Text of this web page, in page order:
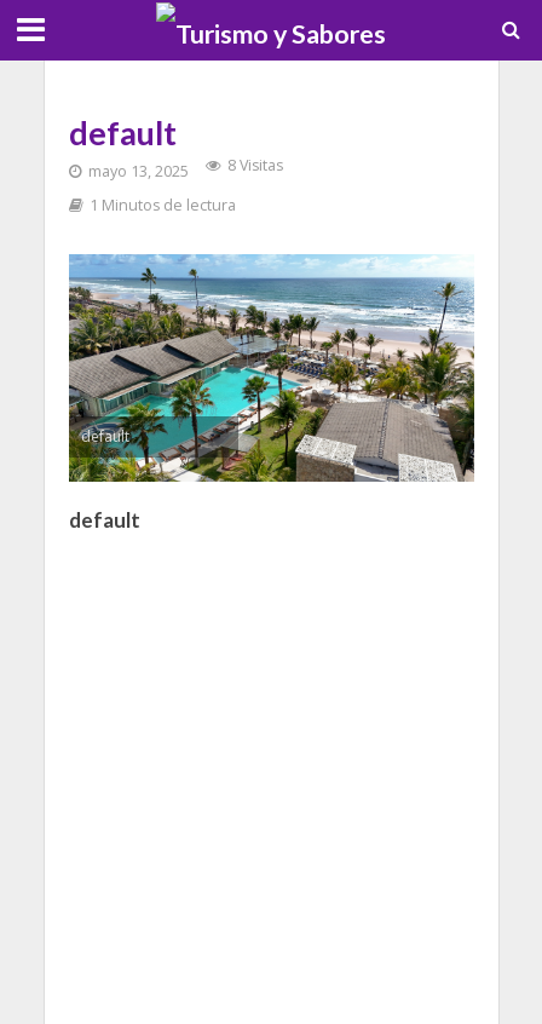
default
mayo 13, 2025
8 Visitas
1 Minutos de lectura
default
default